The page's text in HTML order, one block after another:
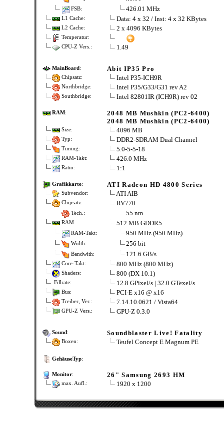
FSB: 426.01 MHz
L1 Cache: Data: 4 x 32 / Inst: 4 x 32 KBytes
L2 Cache: 2 x 4096 KBytes
Temperatur:
CPU-Z Vers.:
1.49
MainBoard: Abit IP35 Pro
Chipsatz: Intel P35-ICH9R
Northbridge: Intel P35/G33/G31 rev A2
Southbridge: Intel 82801IR (ICH9R) rev 02
RAM:
2048 MB Mushkin (PC2-6400)
2048 MB Mushkin (PC2-6400)
Size: 4096 MB
Typ: DDR2-SDRAM Dual Channel
Timing: 5.0-5-5-18
RAM-Takt: 426.0 MHz
Ratio: 1:1
Grafikkarte: ATI Radeon HD 4800 Series
Subvendor: ATI AIB
Chipsatz: RV770
Tech.: 55 nm
RAM: 512 MB GDDR5
RAM-Takt: 950 MHz (950 MHz)
Width: 256 bit
Bandwith: 121.6 GB/s
Core-Takt: 800 MHz (800 MHz)
Shaders: 800 (DX 10.1)
Fillrate: 12.8 GPixel/s | 32.0 GTexel/s
Bus: PCI-E x16 @ x16
Treiber, Ver.: 7.14.10.0621 / Vista64
GPU-Z Vers.: GPU-Z 0.3.0
Sound: Soundblaster Live! Fatality
Boxen: Teufel Concept E Magnum PE
GehäuseTyp:
Monitor: 26" Samsung 2693 HM
max. Aufl.: 1920 x 1200